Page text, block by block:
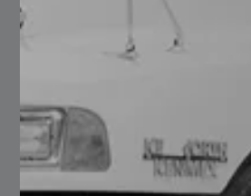
301 HB (~ 24 – 32 HRC); con
fabrica la pieza requerida y se
la necesidad de someterse a un
En Serviacero Especiales
9840T, 8620 y 8620H.
Para conocer más sobre los